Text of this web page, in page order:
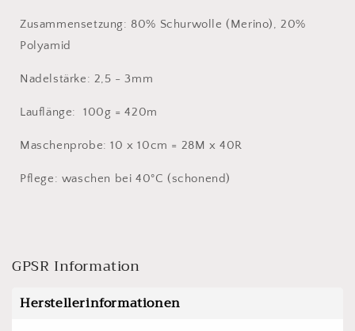
Zusammensetzung: 80% Schurwolle (Merino), 20%
Polyamid
Nadelstärke: 2,5 - 3mm
Lauflänge: 100g = 420m
Maschenprobe: 10 x 10cm = 28M x 40R
Pflege: waschen bei 40°C (schonend)
GPSR Information
Herstellerinformationen